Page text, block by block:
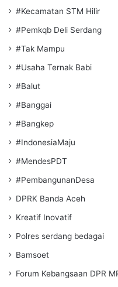
#Kecamatan STM Hilir
#Pemkqb Deli Serdang
#Tak Mampu
#Usaha Ternak Babi
#Balut
#Banggai
#Bangkep
#IndonesiaMaju
#MendesPDT
#PembangunanDesa
DPRK Banda Aceh
Kreatif Inovatif
Polres serdang bedagai
Bamsoet
Forum Kebangsaan DPR